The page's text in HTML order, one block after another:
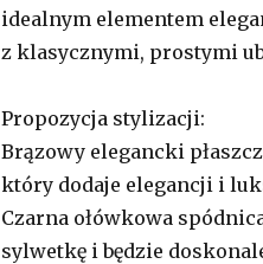
idealnym elementem
z klasycznymi, prostymi
Propozycja stylizacji:
Brązowy elegancki
który dodaje elegancji i
Czarna ołówkowa
sylwetkę i będzie